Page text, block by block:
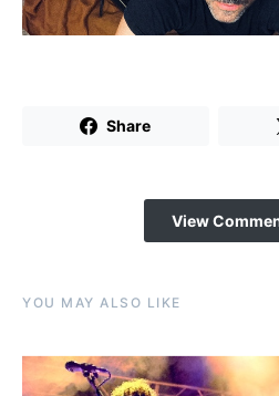
Share
View
YOU MAY ALSO LIKE